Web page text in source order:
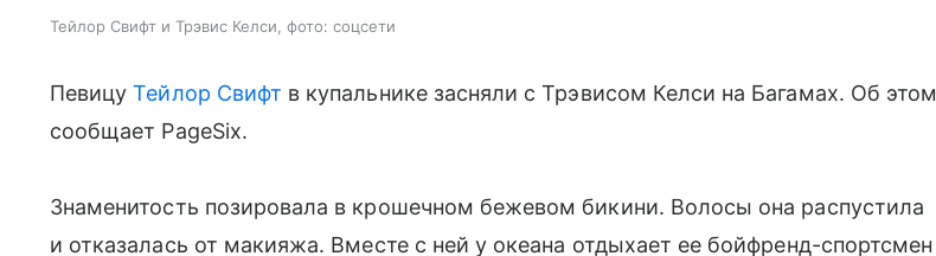
Тейлор Свифт и Трэвис Келси, фото: соцсети
ПевицуТейлор Свифт в купальнике засняли с Трэвисом Келси на Багамах. Об этом
сообщает PageSix.
Знаменитость позировала в крошечном бежевом бикини. Волосы она распустила
и отказалась от макияжа. Вместе с ней у океана отдыхает ее бойфренд-спортсмен